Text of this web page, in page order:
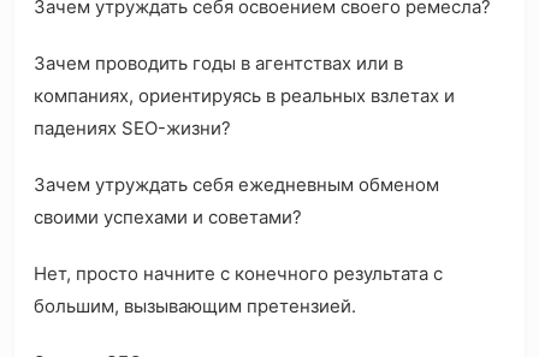
Зачем утруждать себя освоением своего ремесла?
Зачем проводить годы в агентствах или в
компаниях, ориентируясь в реальных взлетах и
падениях SEO-жизни?
Зачем утруждать себя ежедневным обменом
своими успехами и советами?
Нет, просто начните с конечного результата с
большим, вызывающим претензией.